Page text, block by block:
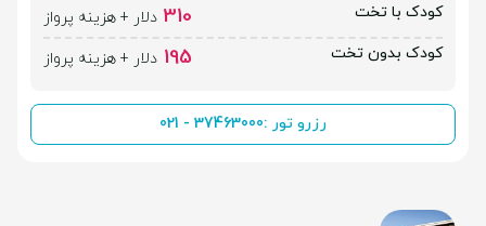
کودک با تخت
310 دلار + هزینه پرواز
کودک بدون تخت
195 دلار + هزینه پرواز
رزرو تور :021 - 37463000